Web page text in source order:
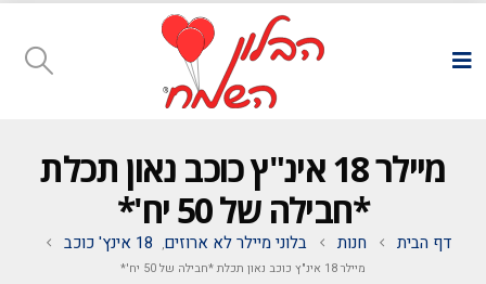
מיילר 18 אינ"ץ כוכב נאון תכלת
*חבילה של 50 יח'*
דף הבית חנות בלוני מיילר לא ארוזים, 18 אינץ' כוכב
מיילר 18 אינ"ץ כוכב נאון תכלת *חבילה של 50 יח'*